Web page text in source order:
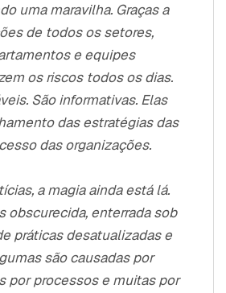
uma maravilha. Graças a
de todos os setores,
e equipes
os riscos todos os dias.
São informativas. Elas
das estratégias das
das organizações.
a magia ainda está lá.
obscurecida, enterrada sob
práticas desatualizadas e
são causadas por
por processos e muitas por